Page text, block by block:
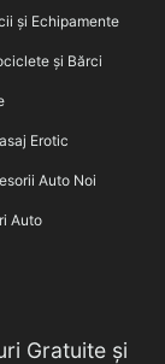
și Echipamente
și Bărci
Erotic
Auto Noi
Auto
Gratuite și